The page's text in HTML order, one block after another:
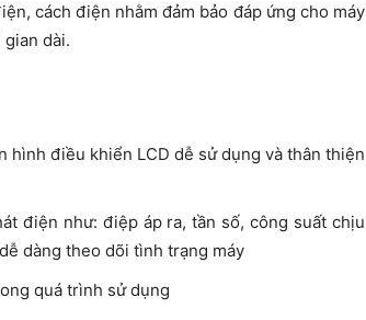
cách điện nhằm đảm bảo đáp ứng cho máy
dài.
hình điều khiển LCD dễ sử dụng và thân thiện
điện như: điệp áp ra, tần số, công suất chịu
dàng theo dõi tình trạng máy
quá trình sử dụng